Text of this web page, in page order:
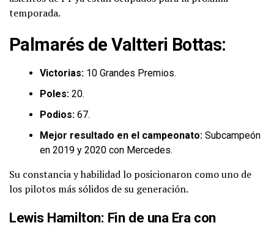
temporada.
Palmarés de Valtteri Bottas:
Victorias: 10 Grandes Premios.
Poles: 20.
Podios: 67.
Mejor resultado en el campeonato: Subcampeón
en 2019 y 2020 con Mercedes.
Su constancia y habilidad lo posicionaron como uno de
los pilotos más sólidos de su generación.
Lewis Hamilton: Fin de una Era con